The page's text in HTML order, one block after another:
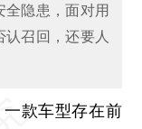
隐患，面对用
召回，还要人
一款车型存在前